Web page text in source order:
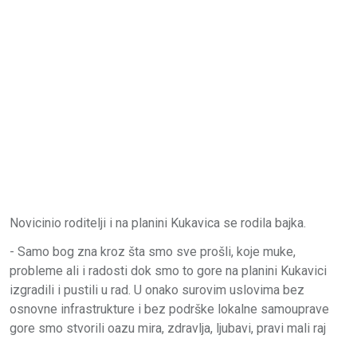
Novicinio roditelji i na planini Kukavica se rodila bajka.
- Samo bog zna kroz šta smo sve prošli, koje muke,
probleme ali i radosti dok smo to gore na planini Kukavici
izgradili i pustili u rad. U onako surovim uslovima bez
osnovne infrastrukture i bez podrške lokalne samouprave
gore smo stvorili oazu mira, zdravlja, ljubavi, pravi mali raj